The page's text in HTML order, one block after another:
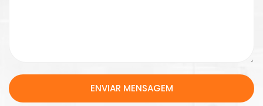
ENVIAR MENSAGEM